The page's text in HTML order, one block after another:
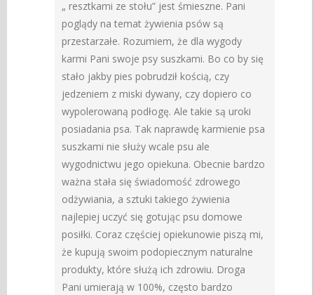
„ resztkami ze stołu” jest śmieszne. Pani
poglądy na temat żywienia psów są
przestarzałe. Rozumiem, że dla wygody
karmi Pani swoje psy suszkami. Bo co by się
stało jakby pies pobrudził kością, czy
jedzeniem z miski dywany, czy dopiero co
wypolerowaną podłogę. Ale takie są uroki
posiadania psa. Tak naprawdę karmienie psa
suszkami nie służy wcale psu ale
wygodnictwu jego opiekuna. Obecnie bardzo
ważna stała się świadomość zdrowego
odżywiania, a sztuki takiego żywienia
najlepiej uczyć się gotując psu domowe
posiłki. Coraz częściej opiekunowie piszą mi,
że kupują swoim podopiecznym naturalne
produkty, które służą ich zdrowiu. Droga
Pani umierają w 100%, często bardzo